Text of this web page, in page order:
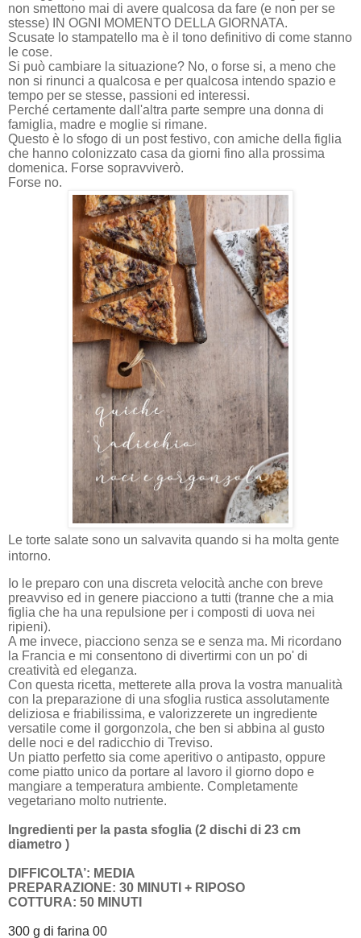
non smettono mai di avere qualcosa da fare (e non per se
stesse) IN OGNI MOMENTO DELLA GIORNATA.
Scusate lo stampatello ma è il tono definitivo di come stanno
le cose.
Si può cambiare la situazione? No, o forse si, a meno che
non si rinunci a qualcosa e per qualcosa intendo spazio e
tempo per se stesse, passioni ed interessi.
Perché certamente dall'altra parte sempre una donna di
famiglia, madre e moglie si rimane.
Questo è lo sfogo di un post festivo, con amiche della figlia
che hanno colonizzato casa da giorni fino alla prossima
domenica. Forse sopravviverò.
Forse no.
Le torte salate sono un salvavita quando si ha molta gente
intorno.
Io le preparo con una discreta velocità anche con breve
preavviso ed in genere piacciono a tutti (tranne che a mia
figlia che ha una repulsione per i composti di uova nei
ripieni).
A me invece, piacciono senza se e senza ma. Mi ricordano
la Francia e mi consentono di divertirmi con un po' di
creatività ed eleganza.
Con questa ricetta, metterete alla prova la vostra manualità
con la preparazione di una sfoglia rustica assolutamente
deliziosa e friabilissima, e valorizzerete un ingrediente
versatile come il gorgonzola, che ben si abbina al gusto
delle noci e del radicchio di Treviso.
Un piatto perfetto sia come aperitivo o antipasto, oppure
come piatto unico da portare al lavoro il giorno dopo e
mangiare a temperatura ambiente. Completamente
vegetariano molto nutriente.
Ingredienti per la pasta sfoglia (2 dischi di 23 cm
diametro )
DIFFICOLTA’: MEDIA
PREPARAZIONE: 30 MINUTI + RIPOSO
COTTURA: 50 MINUTI
300 g di farina 00